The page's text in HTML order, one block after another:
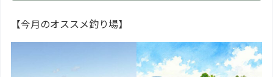
【今月のオススメ釣り場】